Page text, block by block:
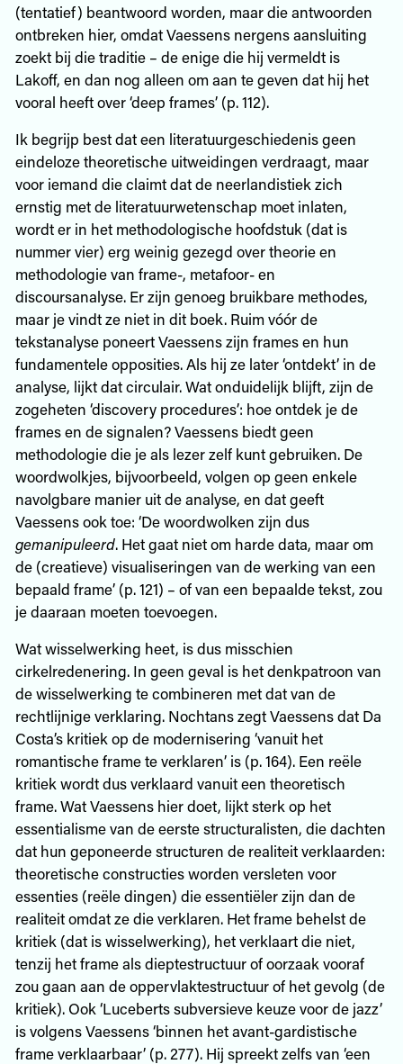
(tentatief) beantwoord worden, maar die antwoorden
ontbreken hier, omdat Vaessens nergens aansluiting
zoekt bij die traditie – de enige die hij vermeldt is
Lakoff, en dan nog alleen om aan te geven dat hij het
vooral heeft over ‘deep frames’ (p. 112).
Ik begrijp best dat een literatuurgeschiedenis geen
eindeloze theoretische uitweidingen verdraagt, maar
voor iemand die claimt dat de neerlandistiek zich
ernstig met de literatuurwetenschap moet inlaten,
wordt er in het methodologische hoofdstuk (dat is
nummer vier) erg weinig gezegd over theorie en
methodologie van frame-, metafoor- en
discoursanalyse. Er zijn genoeg bruikbare methodes,
maar je vindt ze niet in dit boek. Ruim vóór de
tekstanalyse poneert Vaessens zijn frames en hun
fundamentele opposities. Als hij ze later ‘ontdekt’ in de
analyse, lijkt dat circulair. Wat onduidelijk blijft, zijn de
zogeheten ‘discovery procedures’: hoe ontdek je de
frames en de signalen? Vaessens biedt geen
methodologie die je als lezer zelf kunt gebruiken. De
woordwolkjes, bijvoorbeeld, volgen op geen enkele
navolgbare manier uit de analyse, en dat geeft
Vaessens ook toe: ‘De woordwolken zijn dus
gemanipuleerd. Het gaat niet om harde data, maar om
de (creatieve) visualiseringen van de werking van een
bepaald frame’ (p. 121) – of van een bepaalde tekst, zou
je daaraan moeten toevoegen.
Wat wisselwerking heet, is dus misschien
cirkelredenering. In geen geval is het denkpatroon van
de wisselwerking te combineren met dat van de
rechtlijnige verklaring. Nochtans zegt Vaessens dat Da
Costa’s kritiek op de modernisering ‘vanuit het
romantische frame te verklaren’ is (p. 164). Een reële
kritiek wordt dus verklaard vanuit een theoretisch
frame. Wat Vaessens hier doet, lijkt sterk op het
essentialisme van de eerste structuralisten, die dachten
dat hun geponeerde structuren de realiteit verklaarden:
theoretische constructies worden versleten voor
essenties (reële dingen) die essentiëler zijn dan de
realiteit omdat ze die verklaren. Het frame behelst de
kritiek (dat is wisselwerking), het verklaart die niet,
tenzij het frame als dieptestructuur of oorzaak vooraf
zou gaan aan de oppervlaktestructuur of het gevolg (de
kritiek). Ook ‘Luceberts subversieve keuze voor de jazz’
is volgens Vaessens ‘binnen het avant-gardistische
frame verklaarbaar’ (p. 277). Hij spreekt zelfs van ‘een